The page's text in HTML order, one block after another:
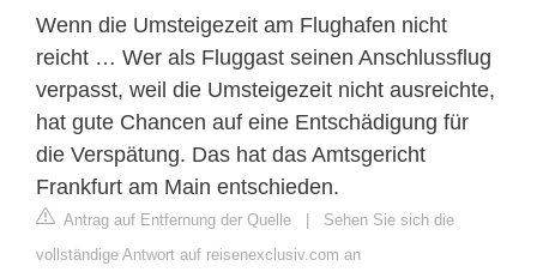
Wenn die Umsteigezeit am Flughafen nicht
reicht … Wer als Fluggast seinen Anschlussflug
verpasst, weil die Umsteigezeit nicht ausreichte,
hat gute Chancen auf eine Entschädigung für
die Verspätung. Das hat das Amtsgericht
Frankfurt am Main entschieden.
Antrag auf Entfernung der Quelle | Sehen Sie sich die
vollständige Antwort auf reisenexclusiv.com an